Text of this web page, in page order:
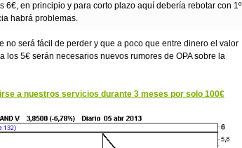
en principio y para corto plazo aquí debería rebotar con 1º
habrá problemas.
no será fácil de perder y que a poco que entre dinero el valor
5€ serán necesarios nuevos rumores de OPA sobre la
a nuestros servicios durante 3 meses por solo 100€